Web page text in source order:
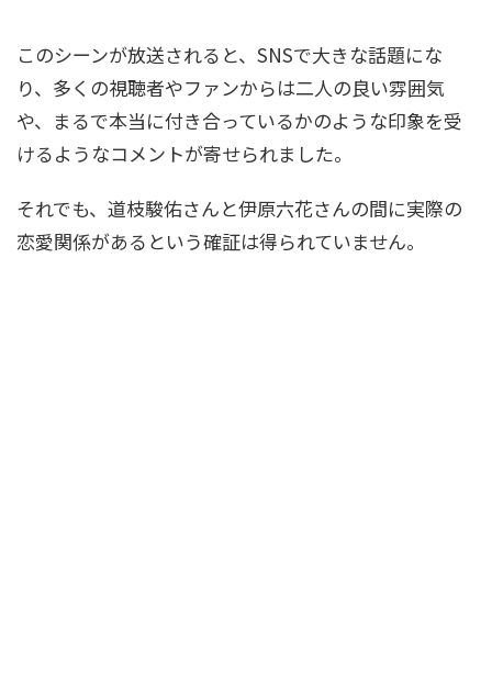
このシーンが放送されると、SNSで大きな話題にな
り、多くの視聴者やファンからは二人の良い雰囲気
や、まるで本当に付き合っているかのような印象を受
けるようなコメントが寄せられました。
それでも、道枝駿佑さんと伊原六花さんの間に実際の
恋愛関係があるという確証は得られていません。